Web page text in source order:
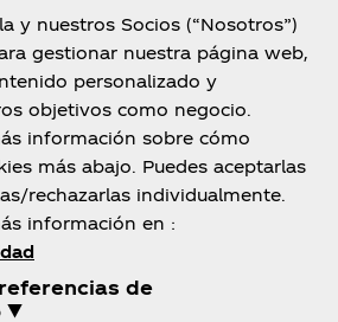
El Salvador
y nuestros Socios (“Nosotros”)
gestionar nuestra página web,
personalizado y
objetivos como negocio.
información sobre cómo
más abajo. Puedes aceptarlas
rechazarlas individualmente.
información en :
de
▼